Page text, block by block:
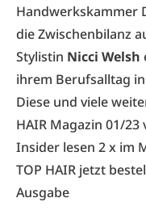
Handwerkskammer
die Zwischenbilanz
Stylistin Nicci Welsh
ihrem Berufsalltag
Diese und viele
HAIR Magazin 01/23
Insider lesen 2 x im
TOP HAIR jetzt
Ausgabe